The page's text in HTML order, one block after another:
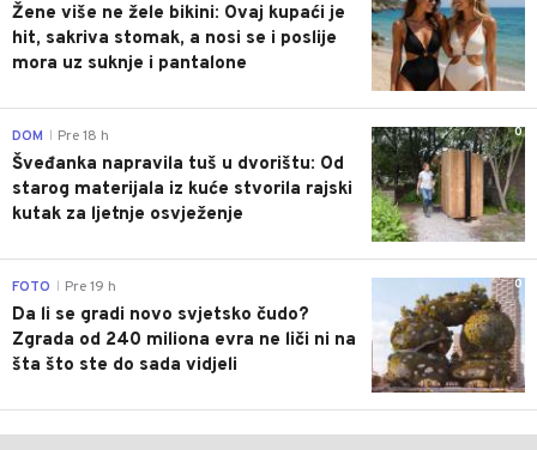
Žene više ne žele bikini: Ovaj kupaći je
hit, sakriva stomak, a nosi se i poslije
mora uz suknje i pantalone
0
DOM Pre 18 h
Šveđanka napravila tuš u dvorištu: Od
starog materijala iz kuće stvorila rajski
kutak za ljetnje osvježenje
0
FOTO Pre 19 h
Da li se gradi novo svjetsko čudo?
Zgrada od 240 miliona evra ne liči ni na
šta što ste do sada vidjeli